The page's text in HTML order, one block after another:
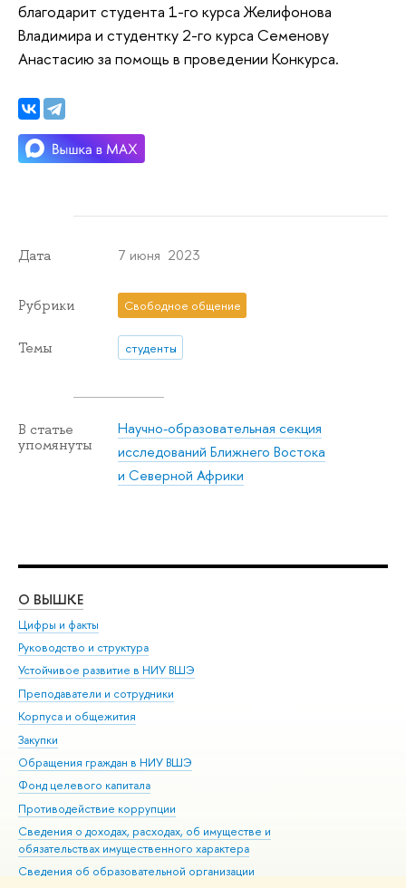
благодарит студента 1-го курса Желифонова
Владимира и студентку 2-го курса Семенову
Анастасию за помощь в проведении Конкурса.
Дата 7 июня 2023
Рубрики Свободное общение
Темы студенты
В статье
упомянуты
Научно-образовательная секция
исследований Ближнего Востока
и Северной Африки
О ВЫШКЕ
Цифры и факты
Руководство и структура
Устойчивое развитие в НИУ ВШЭ
Преподаватели и сотрудники
Корпуса и общежития
Закупки
Обращения граждан в НИУ ВШЭ
Фонд целевого капитала
Противодействие коррупции
Сведения о доходах, расходах, об имуществе и
обязательствах имущественного характера
Сведения об образовательной организации